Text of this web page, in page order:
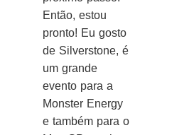
Então, estou
pronto! Eu gosto
de Silverstone, é
um grande
evento para a
Monster Energy
e também para o